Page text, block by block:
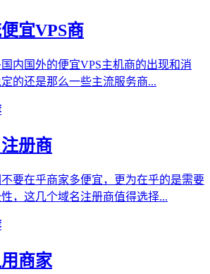
宜VPS商
内国外的便宜VPS主机商的出现和消
的还是那么一些主流服务商...
册商
要在乎商家多便宜，更为在乎的是需要
，这几个域名注册商值得选择...
商家